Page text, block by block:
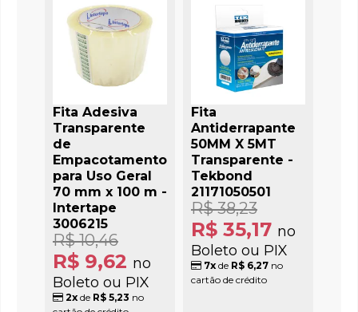
Fita Adesiva
Transparente
de
Empacotamento
para Uso Geral
70 mm x 100 m -
Intertape
3006215
R$ 9,62 no
Boleto ou PIX
R$ 10,46
2x de R$ 5,23 no
Fita
Antiderrapante
50MM X 5MT
Transparente -
Tekbond
21171050501
R$ 35,17 no
Boleto ou PIX
R$ 38,23
7xde R$ 6,27no
cartão de crédito